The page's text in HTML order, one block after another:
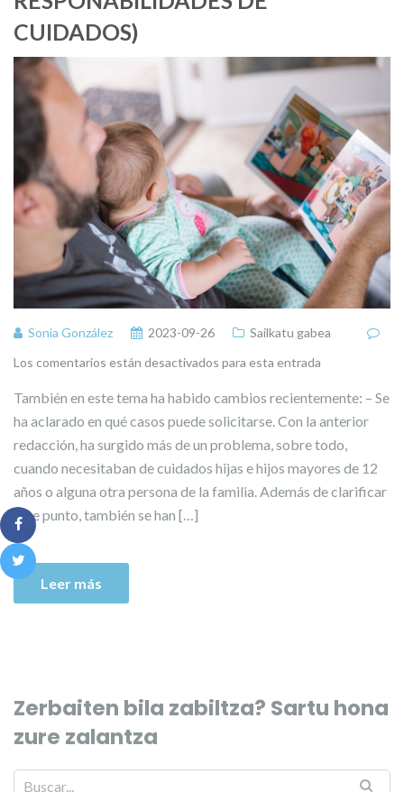
CUIDADOS)
Sonia González 2023-09-26
Sailkatu gabea
Los comentarios están desactivados para esta entrada
También en este tema ha habido cambios recientemente: – Se
ha aclarado en qué casos puede solicitarse. Con la anterior
redacción, ha surgido más de un problema, sobre todo,
cuando necesitaban de cuidados hijas e hijos mayores de 12
años o alguna otra persona de la familia. Además de clarificar
este punto, también se han […]
Leer más
Zerbaiten bila zabiltza? Sartu hona
zure zalantza